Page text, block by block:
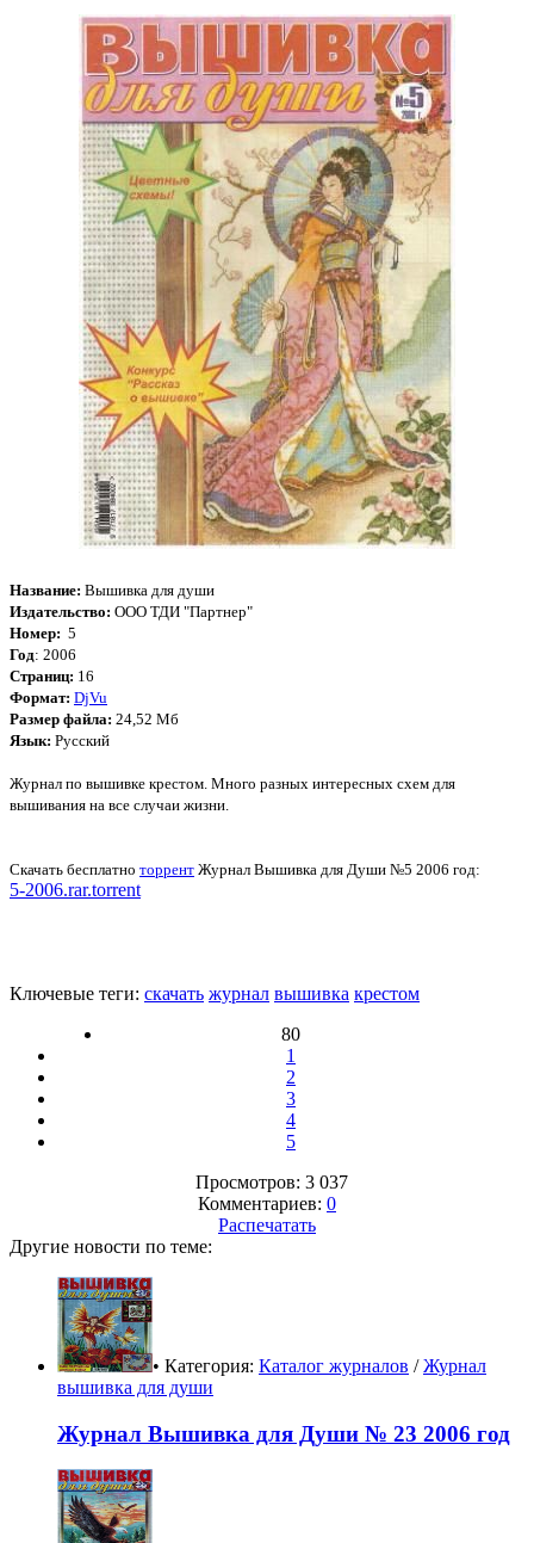
Название: Вышивка для души
Издательство: ООО ТДИ "Партнер"
Номер: 5
Год: 2006
Страниц: 16
Формат: DjVu
Размер файла: 24,52 Мб
Язык: Русский
Журнал по вышивке крестом. Много разных интересных схем для
вышивания на все случаи жизни.
Скачать бесплатно торрент Журнал Вышивка для Души №5 2006 год:
5-2006.rar.torrent
Ключевые теги: скачать журнал вышивка крестом
80
1
2
3
4
5
Просмотров: 3 037
Комментариев: 0
Распечатать
Другие новости по теме:
• Категория: Каталог журналов /Журнал
вышивка для души
Журнал Вышивка для Души № 23 2006 год